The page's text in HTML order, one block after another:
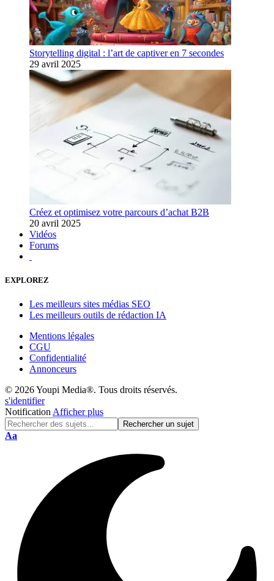
Storytelling digital : l’art de captiver en 7 secondes
29 avril 2025
Créez et optimisez votre parcours d’achat B2B
20 avril 2025
Vidéos
Forums
EXPLOREZ
Les meilleurs sites médias SEO
Les meilleurs outils de rédaction IA
Mentions légales
CGU
Confidentialité
Annonceurs
© 2026 Youpi Media®. Tous droits réservés.
s'identifier
Notification Afficher plus
Réinitialisation
Aa